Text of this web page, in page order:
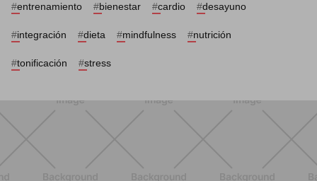
#entrenamiento #bienestar #cardio #desayuno
#integración #dieta #mindfulness #nutrición
#tonificación #stress